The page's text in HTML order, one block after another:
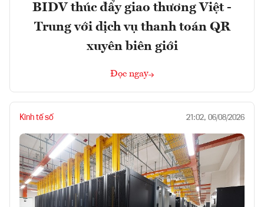
BIDV thúc đẩy giao thương Việt -
Trung với dịch vụ thanh toán QR
xuyên biên giới
Đọc ngay
Kinh tế số 21:02, 06/08/2026